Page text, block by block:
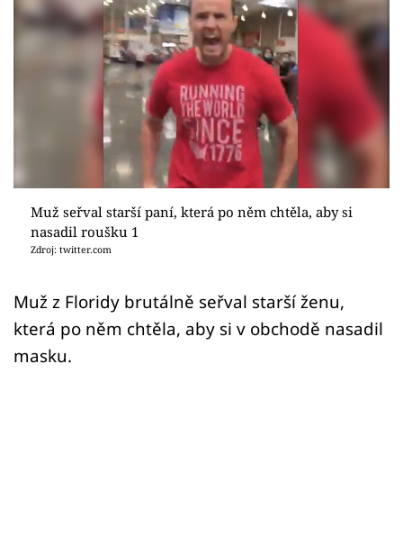
Sex a vztahy
Sledujte prima+
Přihlášení
Sledujte nás
Muž seřval starší paní, která po něm chtěla, aby si
nasadil roušku 1
Zdroj: twitter.com
Muž z Floridy brutálně seřval starší ženu,
která po něm chtěla, aby si v obchodě nasadil
masku.